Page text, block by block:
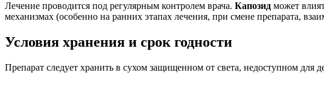
Лечение проводится под регулярным контролем врача. Капозид может
механизмах (особенно на ранних этапах лечения, при смене препарата,
Условия хранения и срок годности
Препарат следует хранить в сухом защищенном от света, недоступном для